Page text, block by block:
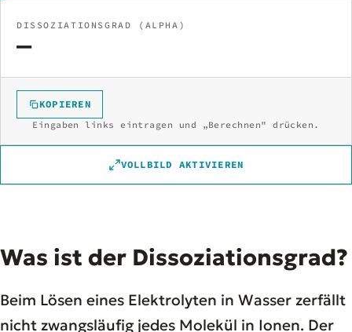
DISSOZIATIONSGRAD (ALPHA)
—
KOPIEREN
Eingaben links eintragen und „Berechnen" drücken.
VOLLBILD AKTIVIEREN
Was ist der Dissoziationsgrad?
Beim Lösen eines Elektrolyten in Wasser zerfällt
nicht zwangsläufig jedes Molekül in Ionen. Der